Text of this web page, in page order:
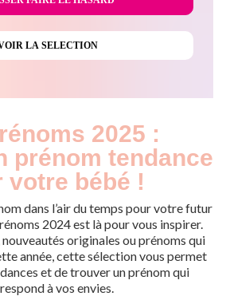
2025 :
prénom tendance
votre bébé !
dans l’air du temps pour votre futur
2024 est là pour vous inspirer.
originales ou prénoms qui
année, cette sélection vous permet
et de trouver un prénom qui
à vos envies.